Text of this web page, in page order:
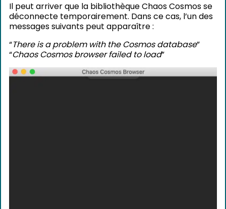
Il peut arriver que la bibliothèque Chaos Cosmos se
déconnecte temporairement. Dans ce cas, l’un des
messages suivants peut apparaître :
“There is a problem with the Cosmos database”
“Chaos Cosmos browser failed to load”